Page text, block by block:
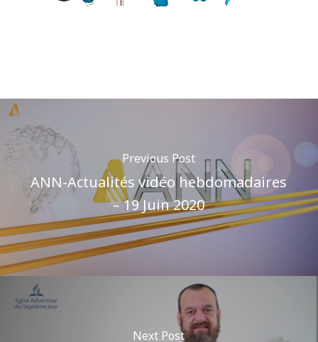
Previous Post
ANN-Actualités vidéo hebdomadaires
– 19 Juin 2020
Next Post